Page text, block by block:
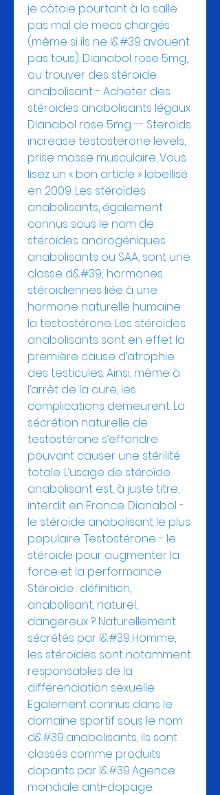
je côtoie pourtant à la salle
pas mal de mecs chargés
(même si ils ne l&#39;avouent
pas tous). Dianabol rose 5mg,
ou trouver des stéroïde
anabolisant - Acheter des
stéroïdes anabolisants légaux
Dianabol rose 5mg -- Steroids
increase testosterone levels,
prise masse musculaire. Vous
lisez un « bon article » labellisé
en 2009. Les stéroïdes
anabolisants, également
connus sous le nom de
stéroïdes androgéniques
anabolisants ou SAA, sont une
classe d&#39; hormones
stéroïdiennes liée à une
hormone naturelle humaine :
la testostérone. Les stéroïdes
anabolisants sont en effet la
première cause d’atrophie
des testicules. Ainsi, même à
l’arrêt de la cure, les
complications demeurent. La
sécrétion naturelle de
testostérone s’effondre
pouvant causer une stérilité
totale. L’usage de stéroïde
anabolisant est, à juste titre,
interdit en France. Dianabol -
le stéroïde anabolisant le plus
populaire. Testostérone - le
stéroïde pour augmenter la
force et la performance.
Stéroïde : définition,
anabolisant, naturel,
dangereux ? Naturellement
sécrétés par l&#39;Homme,
les stéroïdes sont notamment
responsables de la
différenciation sexuelle.
Egalement connus dans le
domaine sportif sous le nom
d&#39;anabolisants, ils sont
classés comme produits
dopants par l&#39;Agence
mondiale anti-dopage.